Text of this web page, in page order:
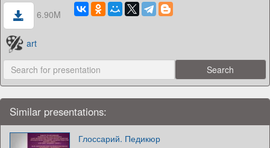
6.90M
art
Similar presentations:
Глоссарий. Педикюр